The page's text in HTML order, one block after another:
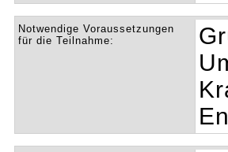
Notwendige Voraussetzungen
für die Teilnahme: